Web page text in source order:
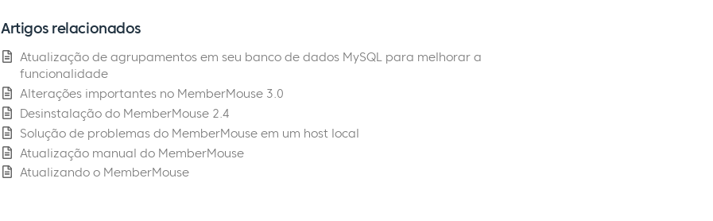
Artigos relacionados
Atualização de agrupamentos em seu banco de dados MySQL para melhorar a
funcionalidade
Alterações importantes no MemberMouse 3.0
Desinstalação do MemberMouse 2.4
Solução de problemas do MemberMouse em um host local
Atualização manual do MemberMouse
Atualizando o MemberMouse